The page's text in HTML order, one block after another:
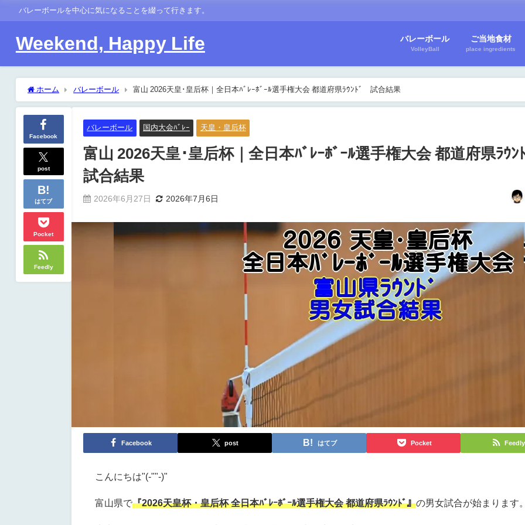
バレーボールを中心に気になることを綴って行きます。
Weekend, Happy Life バレーボール
VolleyBall
ご当地食材
place ingredients
ホーム バレーボール 富山 2026天皇･皇后杯｜全日本ﾊﾞﾚｰﾎﾞｰﾙ選手権大会 都道府県ﾗｳﾝﾄﾞ 試合結果
Facebook
post
はてブ
Pocket
Feedly
バレーボール 国内大会ﾊﾞﾚｰ 天皇・皇后杯
富山 2026天皇･皇后杯｜全日本ﾊﾞﾚｰﾎﾞｰﾙ選手権大会 都道府県ﾗ
試合結果
2026年6月27日 2026年7月6日
Facebook post はてブ Pocket Feedly
こんにちは"(-""-)"
富山県で『2026天皇杯・皇后杯 全日本ﾊﾞﾚｰﾎﾞｰﾙ選手権大会 都道府県ﾗｳﾝﾄﾞ』の男女試合が始まります